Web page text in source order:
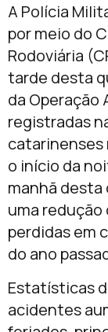
A Polícia
por meio do
Rodoviária
tarde desta
da Operação
registradas
catarinenses
o início da
manhã
uma
perdidas em
do ano
Estatísticas
acidentes